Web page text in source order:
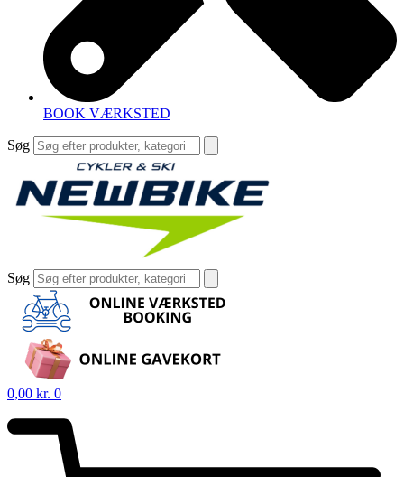
BOOK VÆRKSTED
Søg
Søg
0,00 kr. 0